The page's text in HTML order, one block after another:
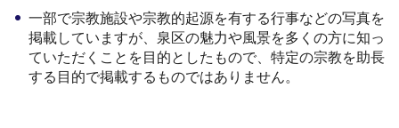
一部で宗教施設や宗教的起源を有する行事などの写真を
掲載していますが、泉区の魅力や風景を多くの方に知っ
ていただくことを目的としたもので、特定の宗教を助長
する目的で掲載するものではありません。